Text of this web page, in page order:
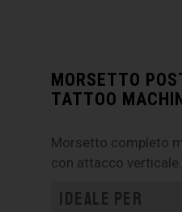
MORSETTO
TATTOO
Morsetto completo
con attacco verticale.
Ideale per